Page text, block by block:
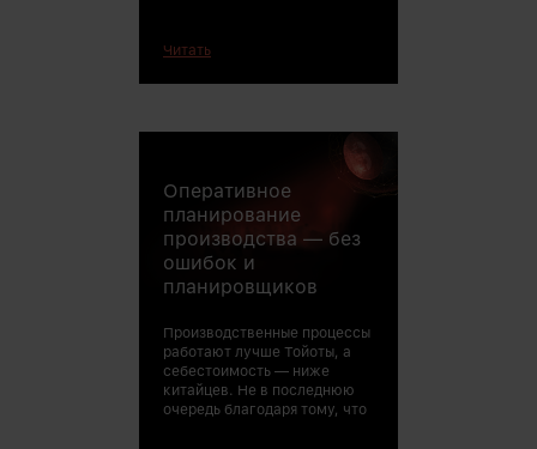
Читать
Оперативное
планирование
производства — без
ошибок и
планировщиков
Производственные процессы
работают лучше Тойоты, а
себестоимость — ниже
китайцев. Не в последнюю
очередь благодаря тому, что